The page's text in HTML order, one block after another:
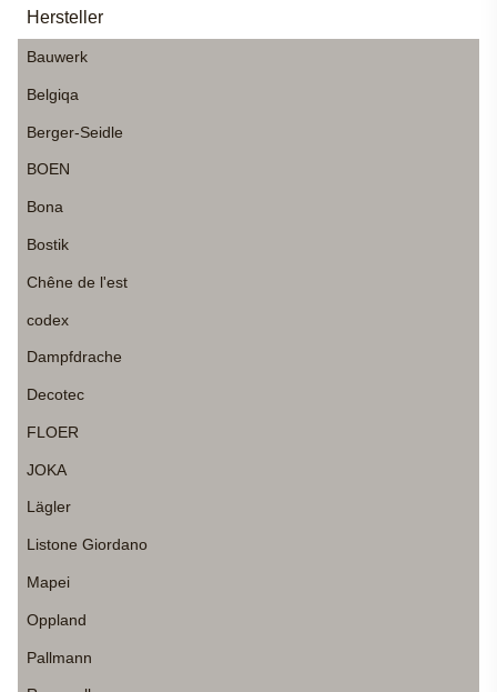
Hersteller
Bauwerk
Belgiqa
Berger-Seidle
BOEN
Bona
Bostik
Chêne de l'est
codex
Dampfdrache
Decotec
FLOER
JOKA
Lägler
Listone Giordano
Mapei
Oppland
Pallmann